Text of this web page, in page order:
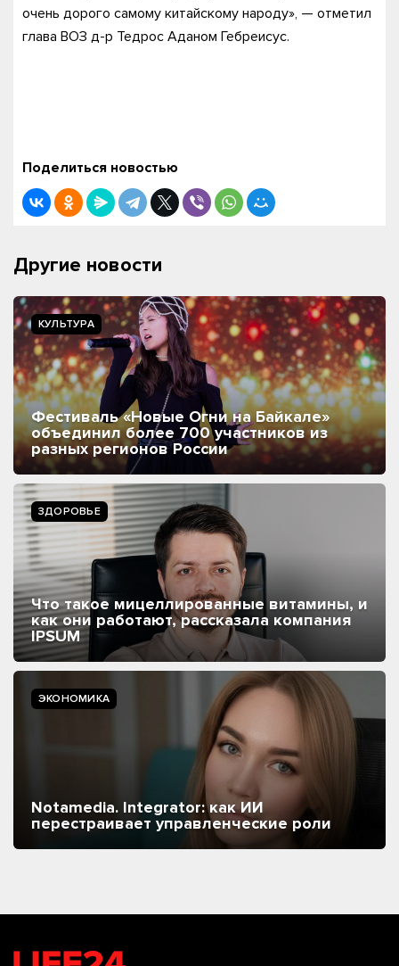
очень дорого самому китайскому народу», — отметил
глава ВОЗ д-р Тедрос Аданом Гебреисус.
Поделиться новостью
Другие новости
КУЛЬТУРА
Фестиваль «Новые Огни на Байкале»
объединил более 700 участников из
разных регионов России
ЗДОРОВЬЕ
Что такое мицеллированные витамины, и
как они работают, рассказала компания
IPSUM
ЭКОНОМИКА
Notamedia. Integrator: как ИИ
перестраивает управленческие роли